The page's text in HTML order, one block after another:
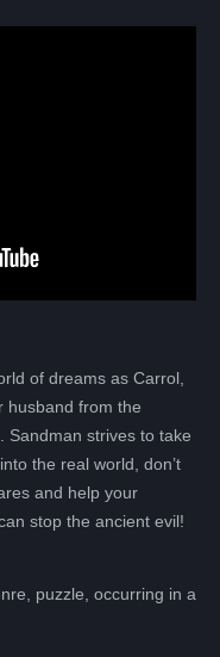
of dreams as Carrol,
husband from the
Sandman strives to take
the real world, don’t
and help your
stop the ancient evil!
puzzle, occurring in a
Руб.